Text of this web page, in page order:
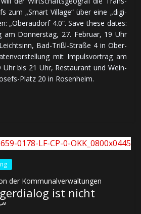
zum „Smart Village“ über ei­ne „di­gi­
„Ober­au­dorf 4.0“. Save these dates:
am Don­ners­tag, 27. Fe­bru­ar, 19 Uhr
Bad-Trißl-Stra­ße 4 in Ober­
mit Im­puls­vor­trag am
bis 21 Uhr, Res­tau­rant und Wein­
Platz 20 in Ro­sen­heim.
der Kommunalverwaltungen
ist nicht